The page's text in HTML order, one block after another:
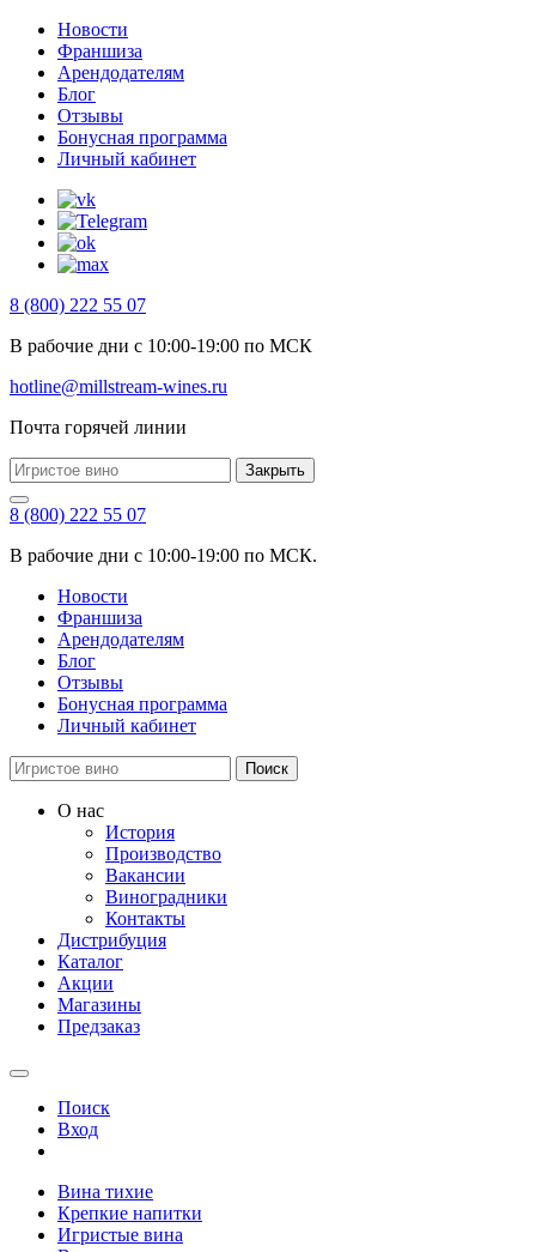
Новости
Франшиза
Арендодателям
Блог
Отзывы
Бонусная программа
Личный кабинет
8 (800) 222 55 07
В рабочие дни с 10:00-19:00 по МСК
hotline@millstream-wines.ru
Почта горячей линии
Закрыть
8 (800) 222 55 07
В рабочие дни с 10:00-19:00 по МСК.
Новости
Франшиза
Арендодателям
Блог
Отзывы
Бонусная программа
Личный кабинет
Поиск
О нас
История
Производство
Вакансии
Виноградники
Контакты
Дистрибуция
Каталог
Акции
Магазины
Предзаказ
Поиск
Вход
Вина тихие
Крепкие напитки
Игристые вина